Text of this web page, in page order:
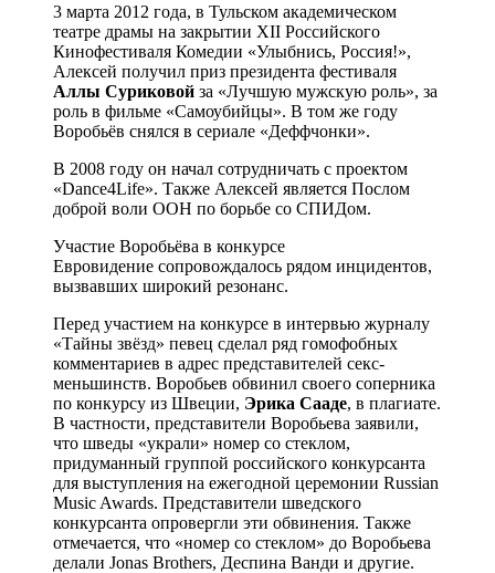
3 марта 2012 года, в Тульском академическом
театре драмы на закрытии XII Российского
Кинофестиваля Комедии «Улыбнись, Россия!»,
Алексей получил приз президента фестиваля
Аллы Суриковой за «Лучшую мужскую роль», за
роль в фильме «Самоубийцы». В том же году
Воробьёв снялся в сериале «Деффчонки».
В 2008 году он начал сотрудничать с проектом
«Dance4Life». Также Алексей является Послом
доброй воли ООН по борьбе со СПИДом.
Участие Воробьёва в конкурсе
Евровидение сопровождалось рядом инцидентов,
вызвавших широкий резонанс.
Перед участием на конкурсе в интервью журналу
«Тайны звёзд» певец сделал ряд гомофобных
комментариев в адрес представителей секс-
меньшинств. Воробьев обвинил своего соперника
по конкурсу из Швеции, Эрика Сааде, в плагиате.
В частности, представители Воробьева заявили,
что шведы «украли» номер со стеклом,
придуманный группой российского конкурсанта
для выступления на ежегодной церемонии Russian
Music Awards. Представители шведского
конкурсанта опровергли эти обвинения. Также
отмечается, что «номер со стеклом» до Воробьева
делали Jonas Brothers, Деспина Ванди и другие.